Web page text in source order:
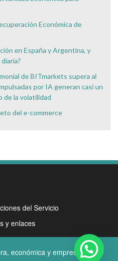
Económica de
en España y Argentina, y
de BITmarkets supera al
por IA generan casi un
de la volatilidad
del e-commerce
del Servicio
y enlaces
económica y empresarial